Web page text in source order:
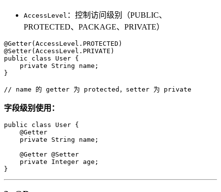
AccessLevel ：控制访问级别（PUBLIC、
PROTECTED、PACKAGE、PRIVATE）
@Getter(AccessLevel.PROTECTED)
@Setter(AccessLevel.PRIVATE)
public class User {
private String name;
}
// name 的 getter 为 protected，setter 为 private
字段级别使用：
public class User {
@Getter
private String name;
@Getter @Setter
private Integer age;
}